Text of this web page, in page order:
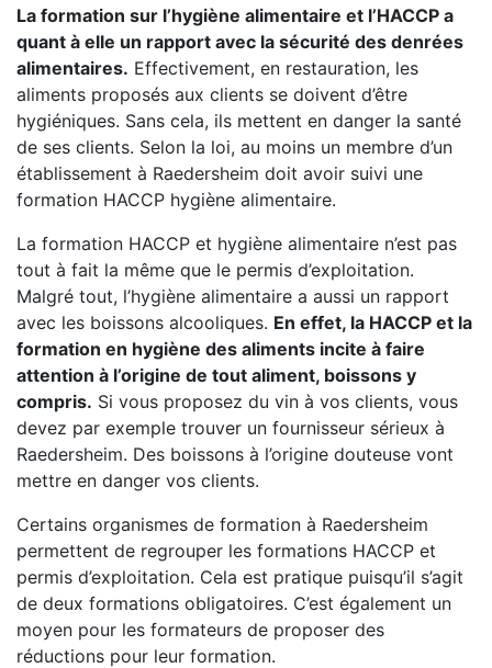
La formation sur l’hygiène alimentaire et l’HACCP a
quant à elle un rapport avec la sécurité des denrées
alimentaires. Effectivement, en restauration, les
aliments proposés aux clients se doivent d’être
hygiéniques. Sans cela, ils mettent en danger la santé
de ses clients. Selon la loi, au moins un membre d’un
établissement à Raedersheim doit avoir suivi une
formation HACCP hygiène alimentaire.
La formation HACCP et hygiène alimentaire n’est pas
tout à fait la même que le permis d’exploitation.
Malgré tout, l’hygiène alimentaire a aussi un rapport
avec les boissons alcooliques. En effet, la HACCP et la
formation en hygiène des aliments incite à faire
attention à l’origine de tout aliment, boissons y
compris. Si vous proposez du vin à vos clients, vous
devez par exemple trouver un fournisseur sérieux à
Raedersheim. Des boissons à l’origine douteuse vont
mettre en danger vos clients.
Certains organismes de formation à Raedersheim
permettent de regrouper les formations HACCP et
permis d’exploitation. Cela est pratique puisqu’il s’agit
de deux formations obligatoires. C’est également un
moyen pour les formateurs de proposer des
réductions pour leur formation.